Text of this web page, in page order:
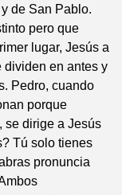
de San Pablo.
pero que
lugar, Jesús a
dividen en antes y
Pedro, cuando
porque
se dirige a Jesús
Tú solo tienes
pronuncia